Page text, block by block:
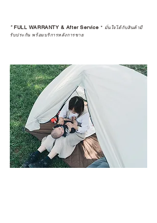
*FULL WARRANTY & After Service * มั่นใจได้กับสินค้ามี
รับประกัน พร้อมบริการหลังการขาย